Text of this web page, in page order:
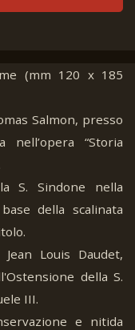
(mm 120 x 185
Salmon, presso
“Storia
S. Sindone nella
della scalinata
Louis Daudet,
della S.
III.
e nitida